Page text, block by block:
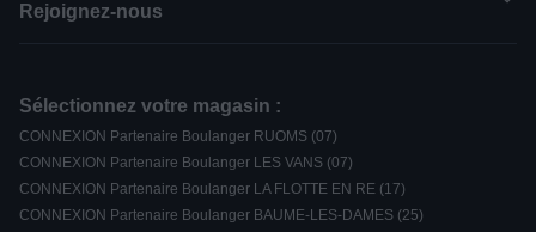
Rejoignez-nous
Sélectionnez votre magasin :
CONNEXION Partenaire Boulanger RUOMS (07)
CONNEXION Partenaire Boulanger LES VANS (07)
CONNEXION Partenaire Boulanger LA FLOTTE EN RE (17)
CONNEXION Partenaire Boulanger BAUME-LES-DAMES (25)